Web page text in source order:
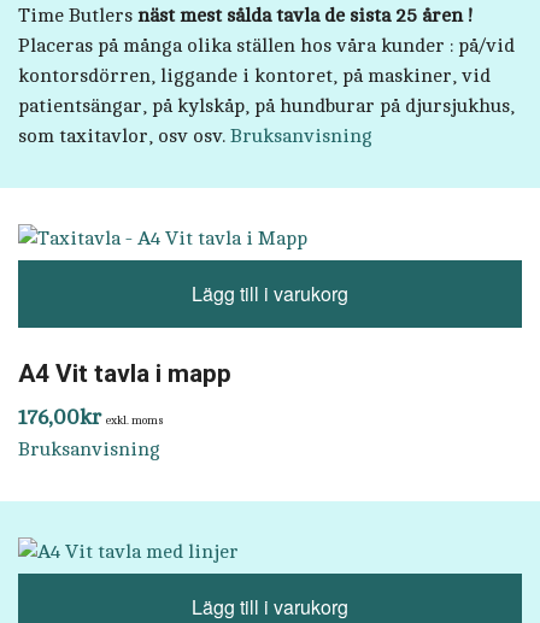
Time Butlers näst mest sålda tavla de sista 25 åren !
Placeras på många olika ställen hos våra kunder : på/vid
kontorsdörren, liggande i kontoret, på maskiner, vid
patientsängar, på kylskåp, på hundburar på djursjukhus,
som taxitavlor, osv osv. Bruksanvisning
Lägg till i varukorg
A4 Vit tavla i mapp
176,00kr exkl. moms
Bruksanvisning
Lägg till i varukorg